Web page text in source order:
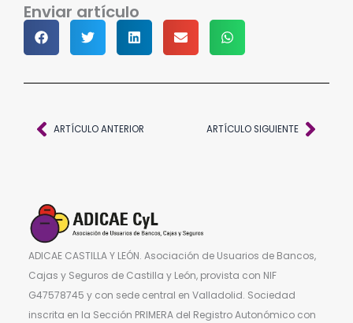
Enviar artículo
AntARTÍCULO ANTERIOR ARTÍCULO SIGUIENTE
ADICAE CASTILLA Y LEÓN. Asociación de Usuarios de Bancos,
Cajas y Seguros de Castilla y León, provista con NIF
G47578745 y con sede central en Valladolid. Sociedad
inscrita en la Sección PRIMERA del Registro Autonómico con